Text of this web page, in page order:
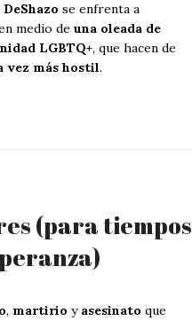
se enfrenta a
medio de una oleada de
LGBTQ+, que hacen de
vez más hostil.
(para tiempos
, martirio y asesinato que